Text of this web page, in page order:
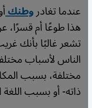
عندما تغادروطنك
هذا طوعًا أم قسرًا،
تشعر غالبًا بأنك
الناس لأسباب
مختلفة، بسبب
ذاته- أو بسبب